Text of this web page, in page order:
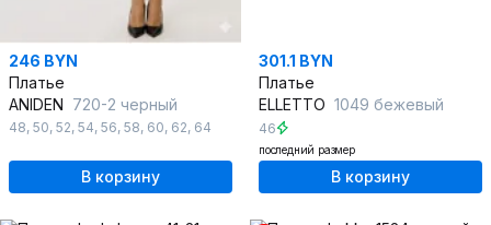
246 BYN
Платье
ANIDEN 720-2 черный
48, 50, 52, 54, 56, 58, 60, 62, 64
В корзину
301.1 BYN
Платье
ELLETTO 1049 бежевый
46
последний размер
В корзину